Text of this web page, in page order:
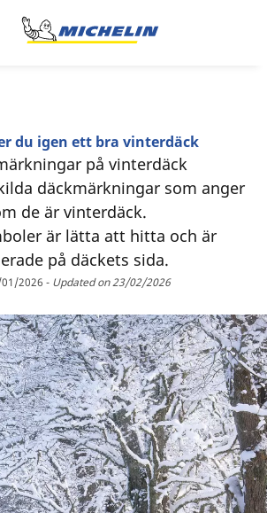
du igen ett bra vinterdäck
på vinterdäck
däckmärkningar som anger
de är vinterdäck.
är lätta att hitta och är
på däckets sida.
2026 - Updated on 23/02/2026